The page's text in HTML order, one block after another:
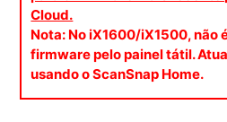
Cloud.
Nota: No iX1600/iX1500, não
firmware pelo painel tátil.
usando o ScanSnap Home.